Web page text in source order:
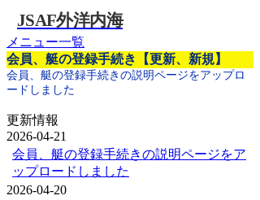
JSAF外洋内海
メニュー一覧
会員、艇の登録手続き【更新、新規】
会員、艇の登録手続きの説明ページをアップロ
ードしました
更新情報
2026-04-21
会員、艇の登録手続きの説明ページをア
ップロードしました
2026-04-20